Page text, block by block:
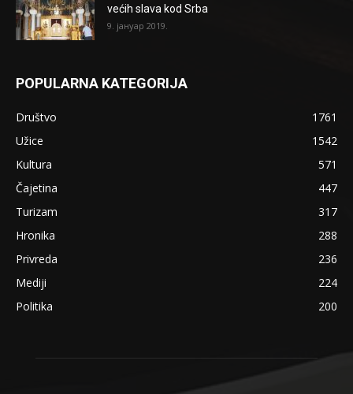
većih slava kod Srba
9. јануар 2019.
POPULARNA KATEGORIJA
Društvo
1761
Užice
1542
Kultura
571
Čajetina
447
Turizam
317
Hronika
288
Privreda
236
Mediji
224
Politika
200